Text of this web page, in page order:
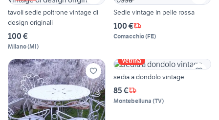
tavoli sedie poltrone vintage di
design originali
100 €
Milano(MI)
Sedie vintage in pelle rossa
100 €
Comacchio(FE)
Vetrina
sedia a dondolo vintage
85 €
Montebelluna (TV)